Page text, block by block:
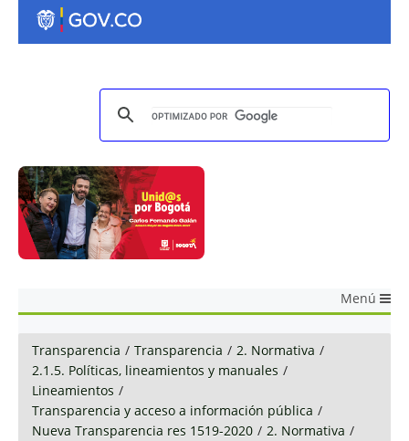
Menú
Transparencia / Transparencia / 2. Normativa /
2.1.5. Políticas, lineamientos y manuales /
Lineamientos /
Transparencia y acceso a información pública /
Nueva Transparencia res 1519-2020 / 2. Normativa /